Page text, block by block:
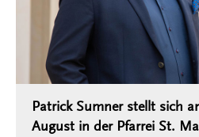
Patrick Sumner stellt sich
August in der Pfarrei St.